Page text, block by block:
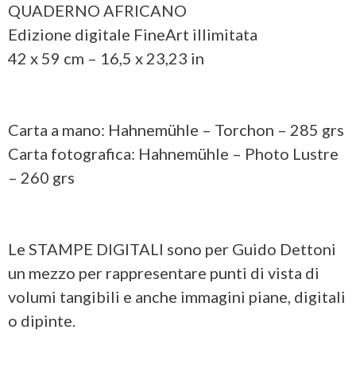
QUADERNO AFRICANO
Edizione digitale FineArt illimitata
42 x 59 cm – 16,5 x 23,23 in
Carta a mano: Hahnemühle – Torchon – 285 grs
Carta fotografica: Hahnemühle – Photo Lustre
– 260 grs
Le STAMPE DIGITALI sono per Guido Dettoni
un mezzo per rappresentare punti di vista di
volumi tangibili e anche immagini piane, digitali
o dipinte.